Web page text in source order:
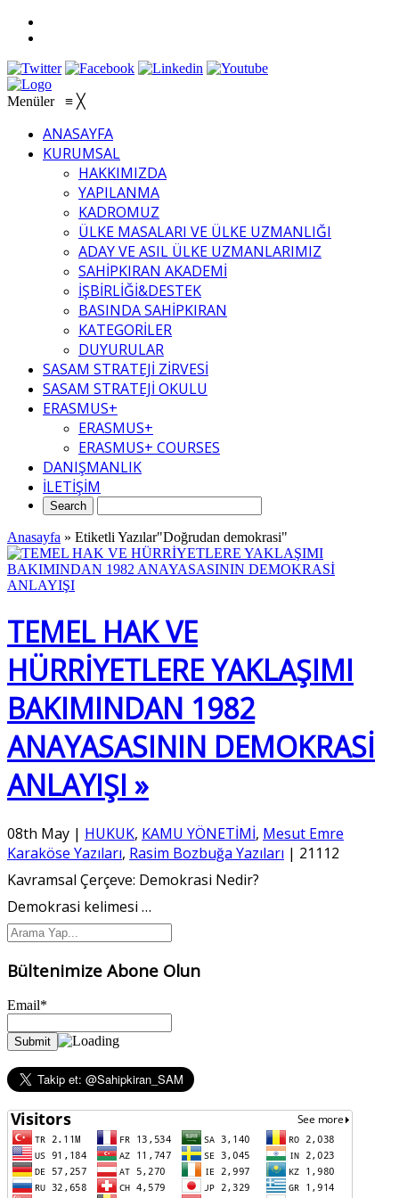
Menüler ≡ ╳
ANASAYFA
KURUMSAL
HAKKIMIZDA
YAPILANMA
KADROMUZ
ÜLKE MASALARI VE ÜLKE UZMANLIĞI
ADAY VE ASIL ÜLKE UZMANLARIMIZ
SAHİPKIRAN AKADEMİ
İŞBİRLİĞİ&DESTEK
BASINDA SAHİPKIRAN
KATEGORİLER
DUYURULAR
SASAM STRATEJİ ZİRVESİ
SASAM STRATEJİ OKULU
ERASMUS+
ERASMUS+
ERASMUS+ COURSES
DANIŞMANLIK
İLETİŞİM
Anasayfa » Etiketli Yazılar"Doğrudan demokrasi"
TEMEL HAK VE
HÜRRİYETLERE YAKLAŞIMI
BAKIMINDAN 1982
ANAYASASININ DEMOKRASİ
ANLAYIŞI »
08th May | HUKUK, KAMU YÖNETİMİ, Mesut Emre
Karaköse Yazıları, Rasim Bozbuğa Yazıları | 21112
Kavramsal Çerçeve: Demokrasi Nedir?
Demokrasi kelimesi …
Bültenimize Abone Olun
Email*